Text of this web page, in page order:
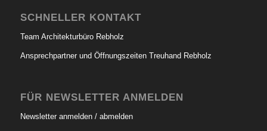
SCHNELLER KONTAKT
Team Architekturbüro Rebholz
Ansprechpartner und Öffnungszeiten Treuhand Rebholz
FÜR NEWSLETTER ANMELDEN
Newsletter anmelden / abmelden